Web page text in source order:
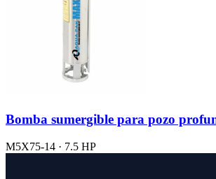
Bomba sumergible para pozo
M5X75-14 · 7.5 HP